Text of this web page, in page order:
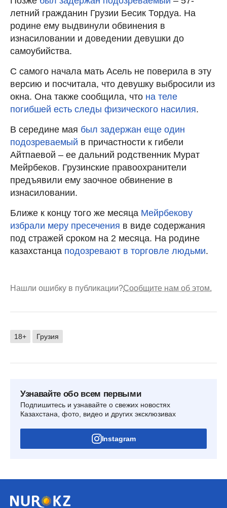
летний гражданин Грузии Бесик Тордуа. На
родине ему выдвинули обвинения в
изнасиловании и доведении девушки до
самоубийства.
С самого начала мать Асель не поверила в эту
версию и посчитала, что девушку выбросили из
окна. Она также сообщила, что на теле
погибшей есть следы физического насилия.
В середине мая был задержан еще один
подозреваемый в причастности к гибели
Айтпаевой – ее дальний родственник Мурат
Мейрбеков. Грузинские правоохранители
предъявили ему заочное обвинение в
изнасиловании.
Ближе к концу того же месяца Мейрбекову
избрали меру пресечения в виде содержания
под стражей сроком на 2 месяца. На родине
казахстанца подозревают в торговле людьми.
Нашли ошибку в публикации?Сообщите нам об этом.
18+ Грузия
Узнавайте обо всем первыми
Подпишитесь и узнавайте о свежих новостях
Казахстана, фото, видео и других эксклюзивах
Instagram